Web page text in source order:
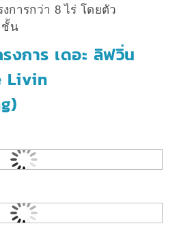
การกว่า 8 ไร่ โดยตัว
ชั้น
งการ เดอะ ลิฟวิ่น
Livin